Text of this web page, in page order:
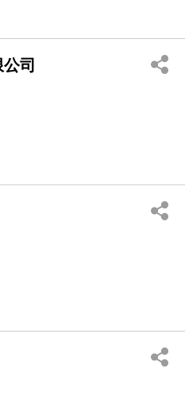
司